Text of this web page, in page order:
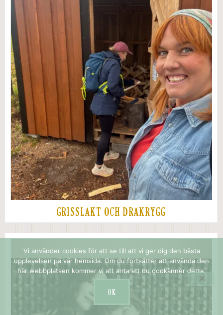
GRISSLAKT OCH DRAKRYGG
Vi använder cookies för att se till att vi ger dig den bästa
upplevelsen på vår hemsida. Om du fortsätter att använda den
här webbplatsen kommer vi att anta att du godkänner detta.
OK